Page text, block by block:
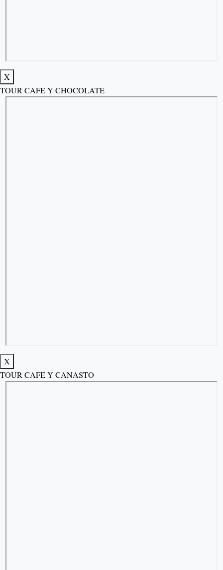
X
TOUR CAFE Y CHOCOLATE
X
TOUR CAFE Y CANASTO